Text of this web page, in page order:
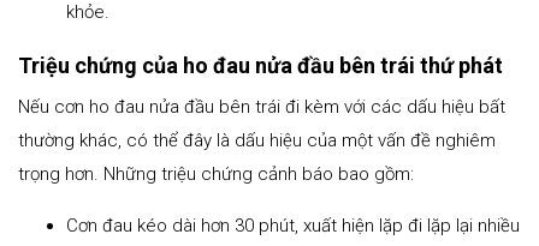
khỏe.
Triệu chứng của ho đau nửa đầu bên trái thứ phát
Nếu cơn ho đau nửa đầu bên trái đi kèm với các dấu hiệu bất
thường khác, có thể đây là dấu hiệu của một vấn đề nghiêm
trọng hơn. Những triệu chứng cảnh báo bao gồm:
Cơn đau kéo dài hơn 30 phút, xuất hiện lặp đi lặp lại nhiều